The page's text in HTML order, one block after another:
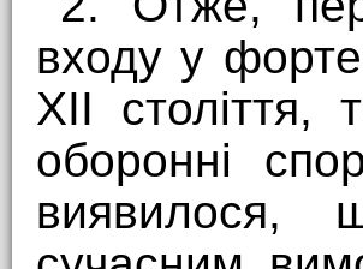
входу у
XII століття,
оборонні
виявилося,